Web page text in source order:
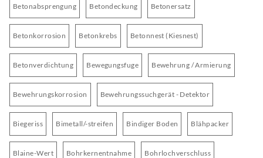
Betonabsprengung Betondeckung Betonersatz
Betonkorrosion Betonkrebs Betonnest (Kiesnest)
Betonverdichtung Bewegungsfuge Bewehrung / Armierung
Bewehrungskorrosion Bewehrungssuchgerät - Detektor
Biegeriss Bimetall/-streifen Bindiger Boden Blähpacker
Blaine-Wert Bohrkernentnahme Bohrlochverschluss